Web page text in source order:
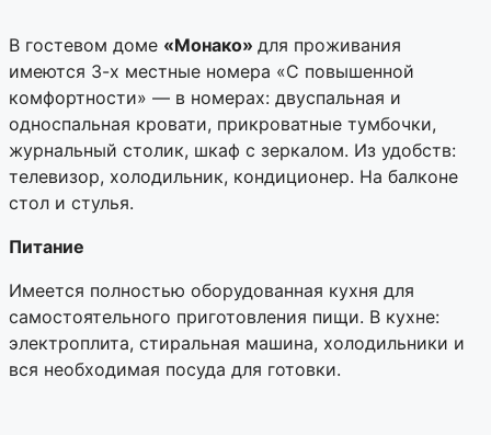
В гостевом доме «Монако» для проживания
имеются 3-х местные номера «С повышенной
комфортности» — в номерах: двуспальная и
односпальная кровати, прикроватные тумбочки,
журнальный столик, шкаф с зеркалом. Из удобств:
телевизор, холодильник, кондиционер. На балконе
стол и стулья.
Питание
Имеется полностью оборудованная кухня для
самостоятельного приготовления пищи. В кухне:
электроплита, стиральная машина, холодильники и
вся необходимая посуда для готовки.